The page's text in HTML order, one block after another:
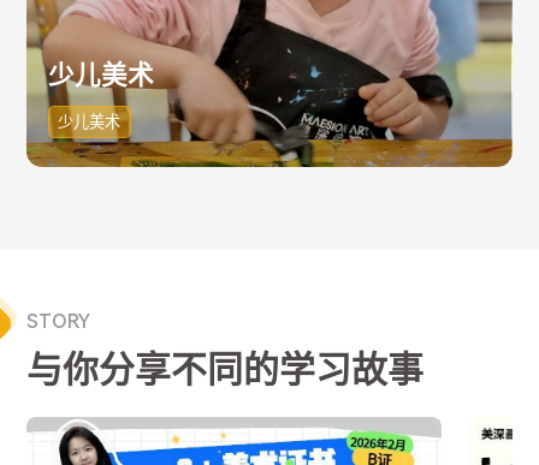
少儿美术
少儿美术
STORY
与你分享不同的学习故事